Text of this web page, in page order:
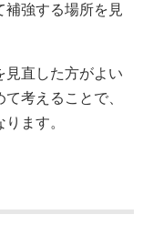
補強する場所を見
見直した方がよい
考えることで、
ます。